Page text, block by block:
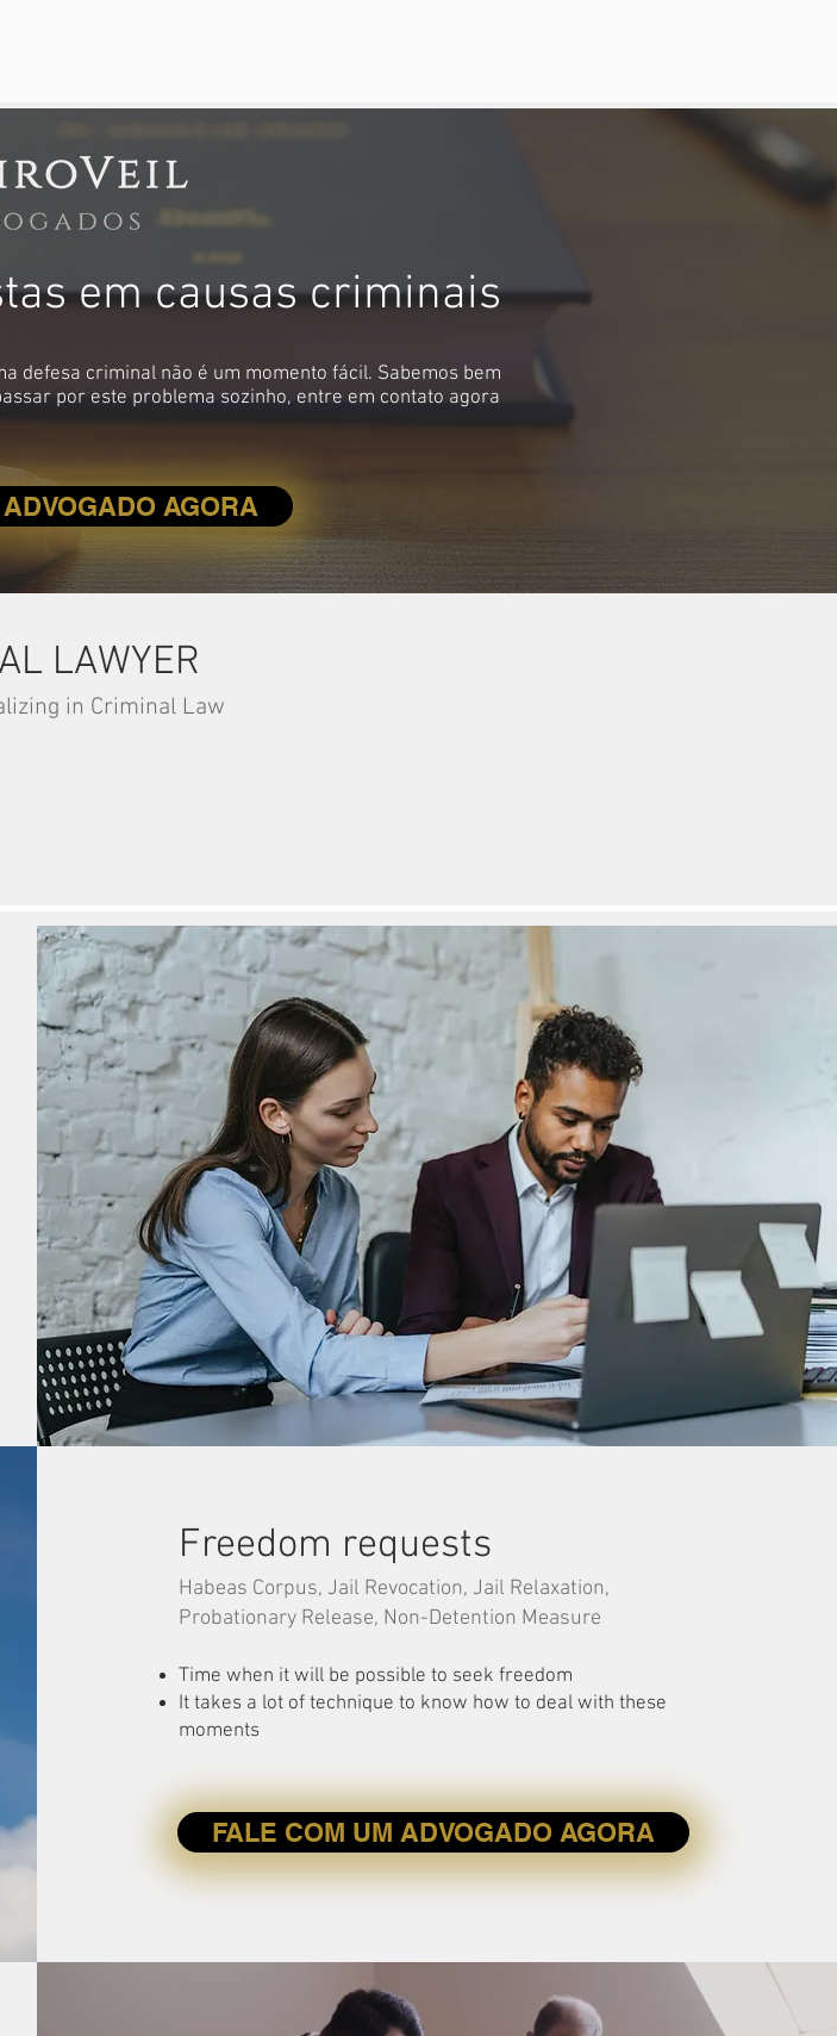
em causas criminais
defesa criminal não é um momento fácil. Sabemos bem
por este problema sozinho, entre em contato agora
AGORA
LAWYER
in Criminal Law
Freedom requests
Habeas Corpus, Jail Revocation, Jail Relaxation,
Probationary Release, Non-Detention Measure
Time when it will be possible to seek freedom
It takes a lot of technique to know how to deal with these
moments
FALE COM UM ADVOGADO AGORA